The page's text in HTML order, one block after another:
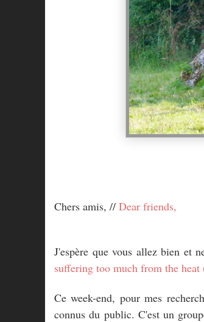
Chers amis, // Dear friends,
J'espère que vous allez bien et
suffering too much from the
Ce week-end, pour mes
connus du public. C'est un